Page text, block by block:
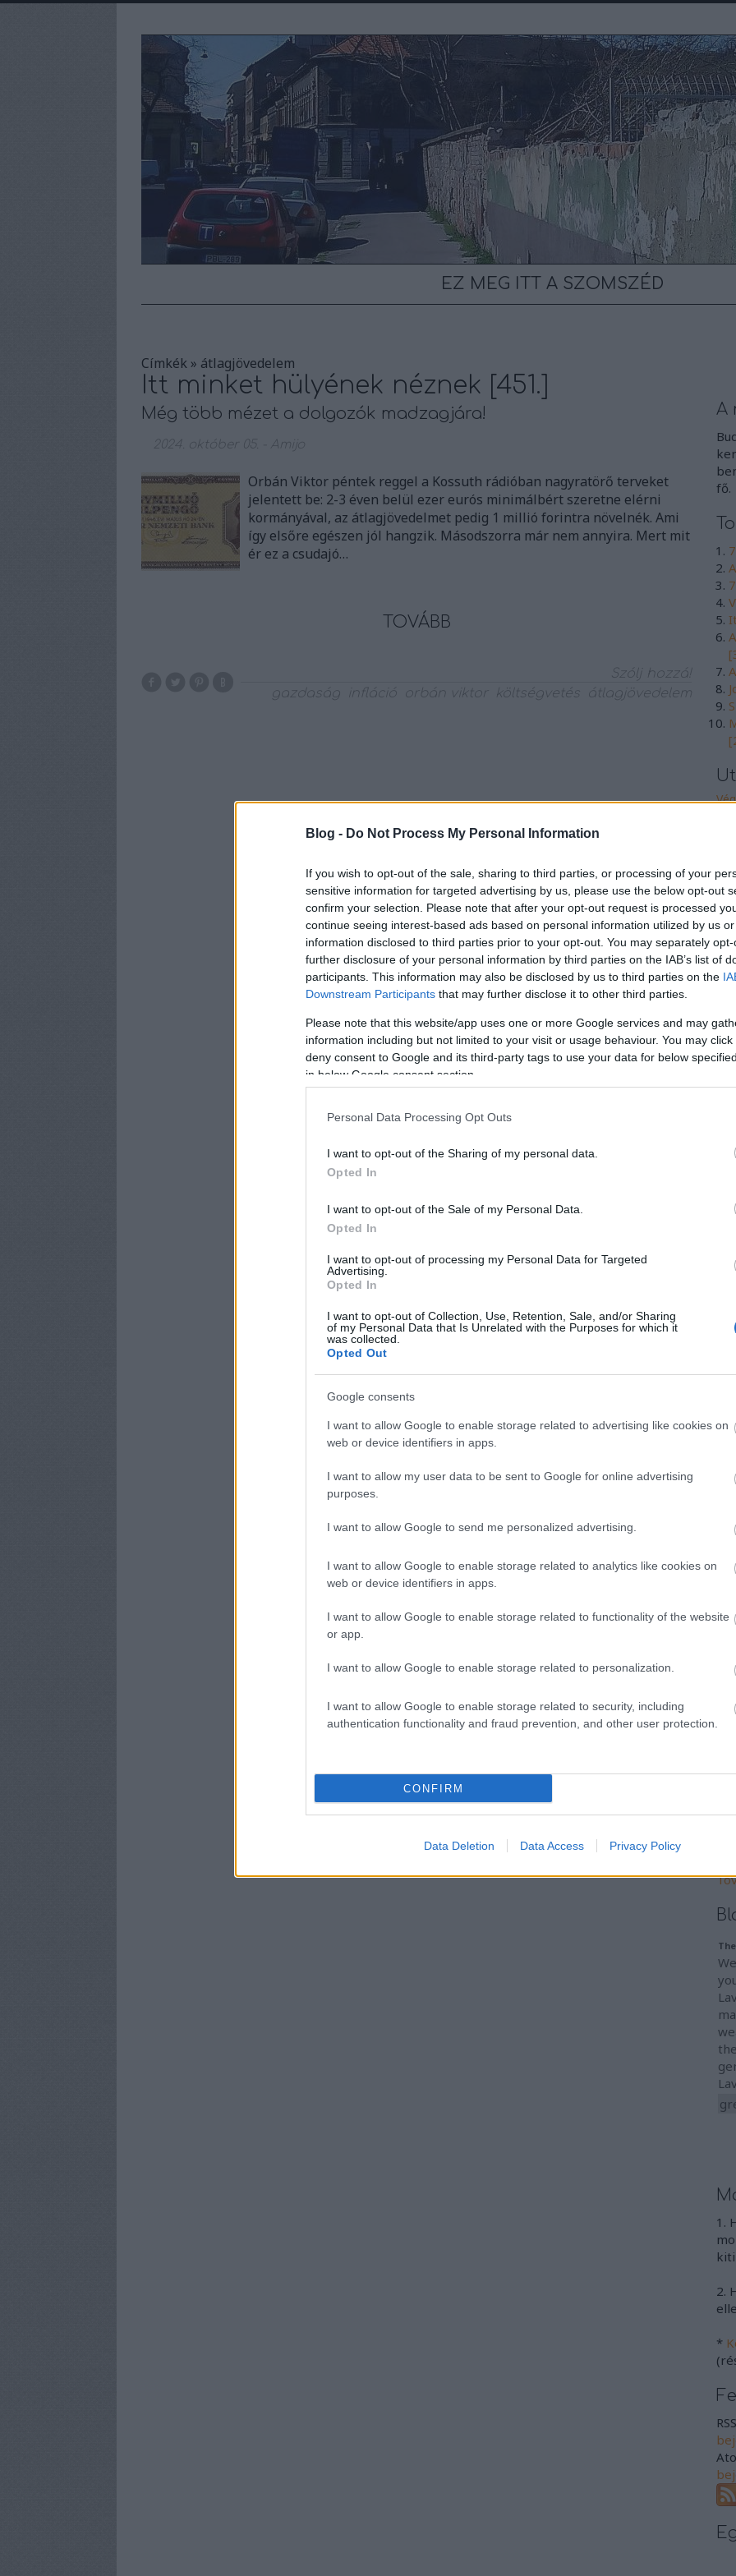
Blog - Do Not Process My Personal Information
If you wish to opt-out of the sale, sharing to third parties, or processing of your
sensitive information for targeted advertising by us, please use the below opt-out
confirm your selection. Please note that after your opt-out request is processed
continue seeing interest-based ads based on personal information utilized by us
information disclosed to third parties prior to your opt-out. You may separately
further disclosure of your personal information by third parties on the IAB’s list of
participants. This information may also be disclosed by us to third parties on the
Downstream Participants that may further disclose it to other third parties.
Please note that this website/app uses one or more Google services and may
information including but not limited to your visit or usage behaviour. You may
deny consent to Google and its third-party tags to use your data for below
in below Google consent section.
Personal Data Processing Opt Outs
I want to opt-out of the Sharing of my personal data.
Opted In
I want to opt-out of the Sale of my Personal Data.
Opted In
I want to opt-out of processing my Personal Data for Targeted
Advertising.
Opted In
I want to opt-out of Collection, Use, Retention, Sale, and/or Sharing
of my Personal Data that Is Unrelated with the Purposes for which it
was collected.
Opted Out
Google consents
I want to allow Google to enable storage related to advertising like cookies on
web or device identifiers in apps.
I want to allow my user data to be sent to Google for online advertising
purposes.
I want to allow Google to send me personalized advertising.
I want to allow Google to enable storage related to analytics like cookies on
web or device identifiers in apps.
I want to allow Google to enable storage related to functionality of the website
or app.
I want to allow Google to enable storage related to personalization.
I want to allow Google to enable storage related to security, including
authentication functionality and fraud prevention, and other user protection.
CONFIRM
Data Deletion Data Access Privacy Policy
EZ MEG ITT A SZOMSZÉD
Címkék» átlagjövedelem
Itt minket hülyének néznek [451.]
Még több mézet a dolgozók madzagjára!
2024. október 05. Amijo
Orbán Viktor péntek reggel a Kossuth rádióban nagyratörő terveket
jelentett be: 2-3 éven belül ezer eurós minimálbért szeretne elérni
kormányával, az átlagjövedelmet pedig 1 millió forintra növelnék. Ami
így elsőre egészen jól hangzik. Másodszorra már nem annyira. Mert mit
ér ez a csudajó…
TOVÁBB
Szólj hozzá!
gazdaság
infláció orbán viktor költségvetés átlagjövedelem
A
fő.
A
A
1.
2.
*